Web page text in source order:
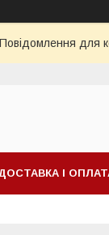
для
І